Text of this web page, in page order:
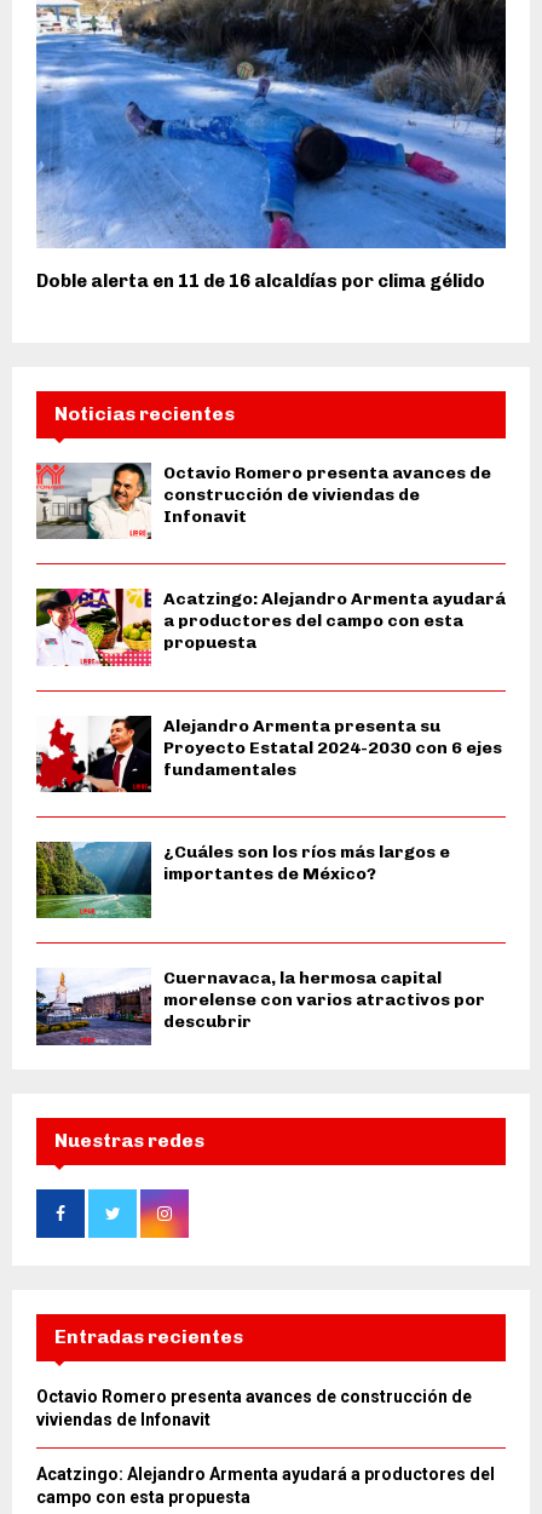
Doble alerta en 11 de 16 alcaldías por clima gélido
Noticias recientes
Octavio Romero presenta avances de
construcción de viviendas de
Infonavit
Acatzingo: Alejandro Armenta ayudará
a productores del campo con esta
propuesta
Alejandro Armenta presenta su
Proyecto Estatal 2024-2030 con 6 ejes
fundamentales
¿Cuáles son los ríos más largos e
importantes de México?
Cuernavaca, la hermosa capital
morelense con varios atractivos por
descubrir
Nuestras redes
Entradas recientes
Octavio Romero presenta avances de construcción de
viviendas de Infonavit
Acatzingo: Alejandro Armenta ayudará a productores del
campo con esta propuesta